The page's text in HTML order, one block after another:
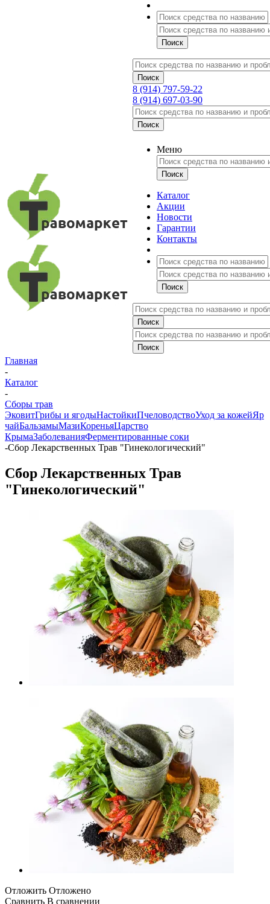
8 (914) 797-59-22
8 (914) 697-03-90
Меню
Каталог
Акции
Новости
Гарантии
Контакты
Главная
-
Каталог
-
Сборы трав
ЭковитГрибы и ягодыНастойкиПчеловодствоУход за кожейЯр
чайБальзамыМазиКореньяЦарство
КрымаЗаболеванияФерментированные соки
-Сбор Лекарственных Трав "Гинекологический"
Сбор Лекарственных Трав
"Гинекологический"
Отложить Отложено
Сравнить В сравнении